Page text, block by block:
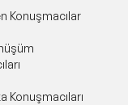
Konuşmacılar
Konuşmacıları